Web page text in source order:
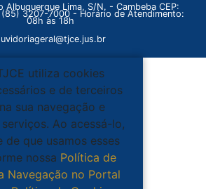
Albuquerque Lima, S/N. - Cambeba CEP:
3207-7000 - Horário de Atendimento:
08h às 18h
utiliza cookies
e de terceiros
sua navegação e
Ao acessá-lo,
de que usamos esses
nossa Política de
Navegação no Portal